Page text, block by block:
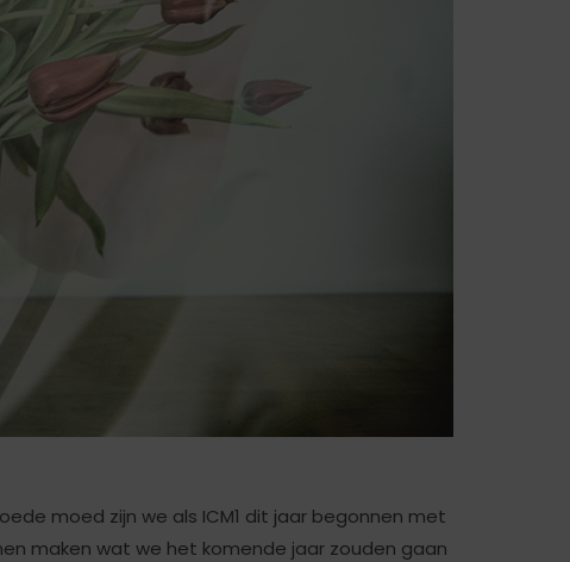
moed zijn we als ICM1 dit jaar begonnen met
maken wat we het komende jaar zouden gaan